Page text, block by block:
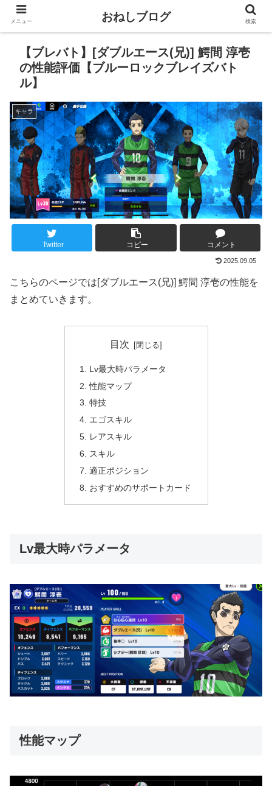
【ブレバト】[ダブルエース(兄)] 鰐間 淳壱
の性能評価【ブルーロックブレイズバト
ル】
キャラ
Twitter コピー コメント
2025.09.05
こちらのページでは[ダブルエース(兄)] 鰐間 淳壱の性能を
まとめていきます。
目次
Lv最大時パラメータ
性能マップ
特技
エゴスキル
レアスキル
スキル
適正ポジション
おすすめのサポートカード
Lv最大時パラメータ
性能マップ
メニュー おねしブログ 検索